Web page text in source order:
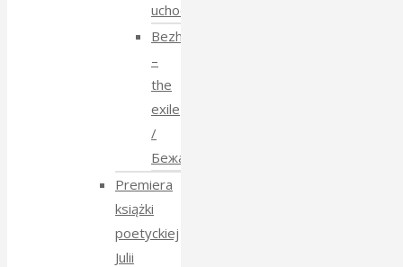
uchodźstwo
Bezhenstvo
–
the
exile
/
Бежанства
Premiera
książki
poetyckiej
Julii